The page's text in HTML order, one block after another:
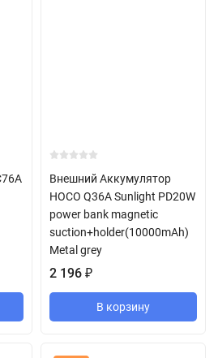
Внешний Аккумулятор
HOCO Q36A Sunlight PD20W
power bank magnetic
suction+holder(10000mAh)
Metal grey
2 196 ₽
В корзину